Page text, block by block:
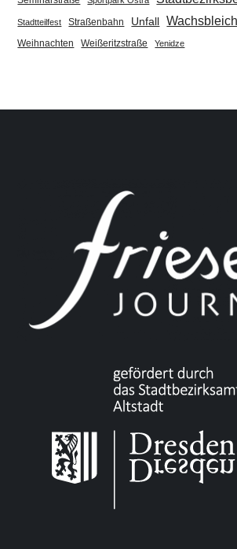
Stadtteilfest Straßenbahn Unfall
Weihnachten Weißeritzstraße Yenidze